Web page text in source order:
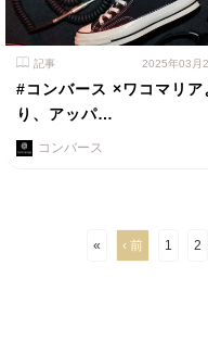
記事 2025年03月
#コンバース ×ワコマリア
り、アッパ…
コンバース
« ‹ 前 1 2